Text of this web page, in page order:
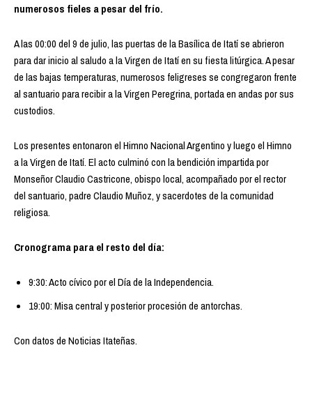
numerosos fieles a pesar del frío.
A las 00:00 del 9 de julio, las puertas de la Basílica de Itatí se abrieron
para dar inicio al saludo a la Virgen de Itatí en su fiesta litúrgica. A pesar
de las bajas temperaturas, numerosos feligreses se congregaron frente
al santuario para recibir a la Virgen Peregrina, portada en andas por sus
custodios.
Los presentes entonaron el Himno Nacional Argentino y luego el Himno
a la Virgen de Itatí. El acto culminó con la bendición impartida por
Monseñor Claudio Castricone, obispo local, acompañado por el rector
del santuario, padre Claudio Muñoz, y sacerdotes de la comunidad
religiosa.
Cronograma para el resto del día:
9:30: Acto cívico por el Día de la Independencia.
19:00: Misa central y posterior procesión de antorchas.
Con datos de Noticias Itateñas.